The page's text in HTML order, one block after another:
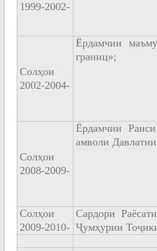
1999-2002-
Солҳои
2002-2004-
Ёрдамчии
границ»;
Солҳои
2008-2009-
Ёрдамчии
амволи
Солҳои
2009-2010-
Сардори
Ҷумҳурии